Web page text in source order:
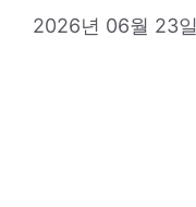
2026년 06월 23일